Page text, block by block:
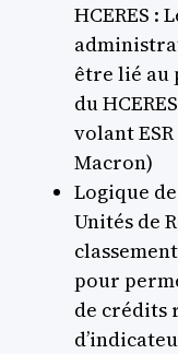
HCERES :
être lié au
du
volant
Macron)
Logique
Unités de
pour
de crédits